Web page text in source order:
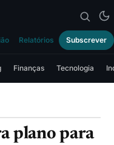
Relatórios Subscrever
Finanças Tecnologia
plano para